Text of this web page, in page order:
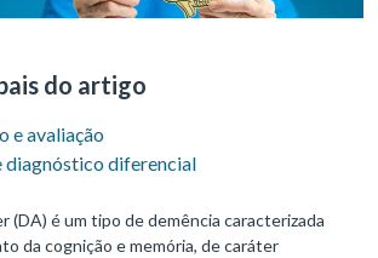
do artigo
e avaliação
diagnóstico diferencial
(DA) é um tipo de demência caracterizada
da cognição e memória, de caráter